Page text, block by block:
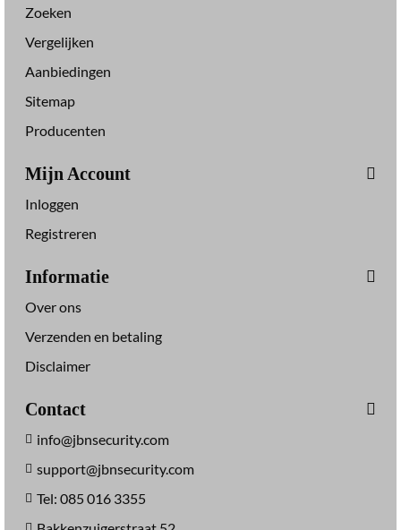
Zoeken
Vergelijken
Aanbiedingen
Sitemap
Producenten
Mijn Account
Inloggen
Registreren
Informatie
Over ons
Verzenden en betaling
Disclaimer
Contact
info@jbnsecurity.com
support@jbnsecurity.com
Tel: 085 016 3355